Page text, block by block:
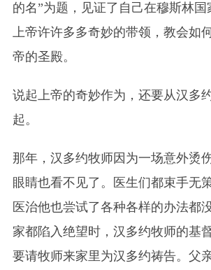
的名”为题，见证了自己在穆斯林国
上帝许许多多奇妙的带领，教会如
帝的圣殿。
说起上帝的奇妙作为，还要从汉多
起。
那年，汉多约牧师因为一场意外烫
眼睛也看不见了。医生们都束手无
医治他也尝试了各种各样的办法都
家都陷入绝望时，汉多约牧师的基
要请牧师来家里为汉多约祷告。父